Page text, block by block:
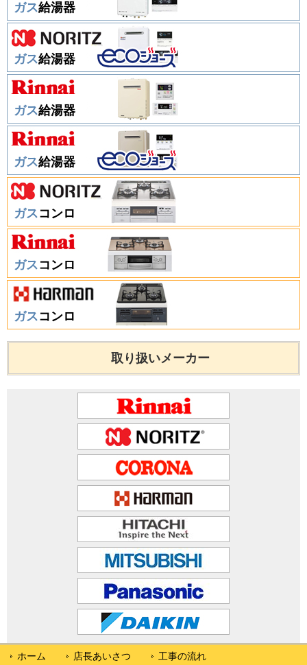
ガス給湯器
ガス給湯器
ガス給湯器
ガス給湯器
ガスコンロ
ガスコンロ
ガスコンロ
取り扱いメーカー
ホーム 店長あいさつ 工事の流れ